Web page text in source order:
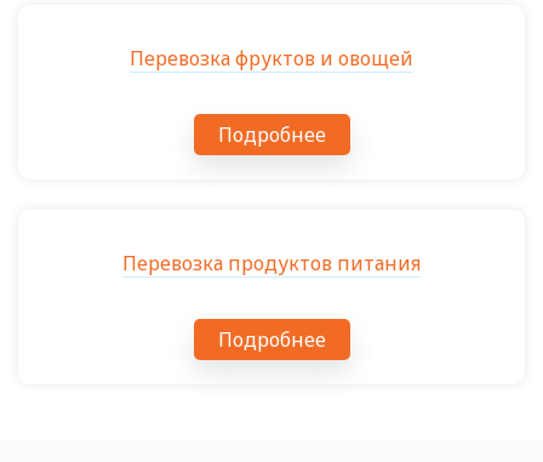
Перевозка фруктов и овощей
Подробнее
Перевозка продуктов питания
Подробнее